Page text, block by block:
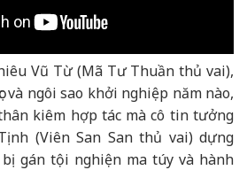
Vũ Từ (Mã Tư Thuần thủ vai),
và ngôi sao khởi nghiệp năm nào,
kiêm hợp tác mà cô tin tưởng
(Viên San San thủ vai) dựng
bị gán tội nghiện ma túy và hành